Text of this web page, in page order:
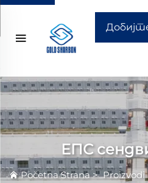
ЕПС
Početna Strana>Proizvodi